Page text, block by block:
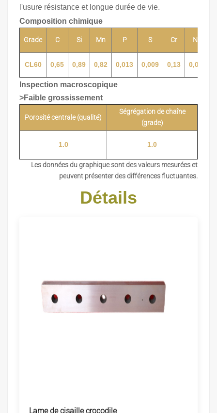
l'usure résistance et longue durée de vie.
Composition chimique
Grade C Si Mn P S Cr Ni
CL60 0,65 0,89 0,82 0,013 0,009 0,13 0,02
Inspection macroscopique
>Faible grossissement
Porosité centrale (qualité)
Ségrégation de chaîne
(grade)
1.0 1.0
Les données du graphique sont des valeurs mesurées et
peuvent présenter des différences fluctuantes.
Détails
Lame de cisaille crocodile